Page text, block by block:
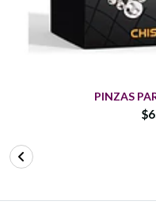
PINZAS